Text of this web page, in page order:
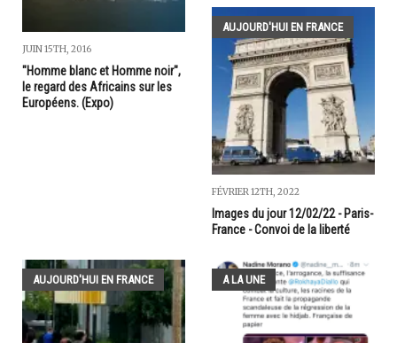
JUIN 15TH, 2016
"Homme blanc et Homme noir",
le regard des Africains sur les
Européens. (Expo)
AUJOURD'HUI EN FRANCE
FÉVRIER 12TH, 2022
Images du jour 12/02/22 - Paris-
France - Convoi de la liberté
AUJOURD'HUI EN FRANCE A LA UNE